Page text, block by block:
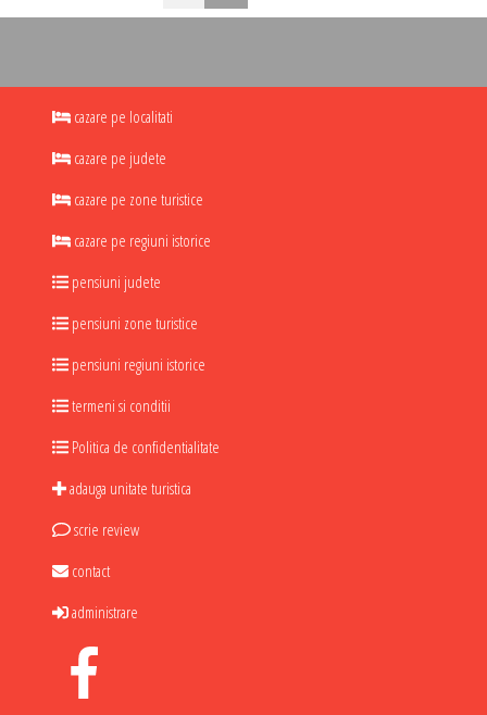
cazare pe localitati
cazare pe judete
cazare pe zone turistice
cazare pe regiuni istorice
pensiuni judete
pensiuni zone turistice
pensiuni regiuni istorice
termeni si conditii
Politica de confidentialitate
adauga unitate turistica
scrie review
contact
administrare